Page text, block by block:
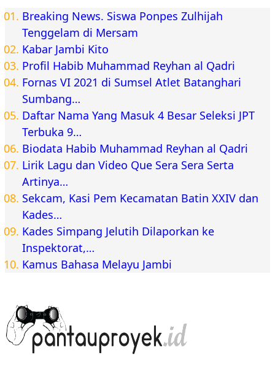
Breaking News. Siswa Ponpes Zulhijah
Tenggelam di Mersam
Kabar Jambi Kito
Profil Habib Muhammad Reyhan al Qadri
Fornas VI 2021 di Sumsel Atlet Batanghari
Sumbang…
Daftar Nama Yang Masuk 4 Besar Seleksi JPT
Terbuka 9…
Biodata Habib Muhammad Reyhan al Qadri
Lirik Lagu dan Video Que Sera Sera Serta
Artinya…
Sekcam, Kasi Pem Kecamatan Batin XXIV dan
Kades…
Kades Simpang Jelutih Dilaporkan ke
Inspektorat,…
Kamus Bahasa Melayu Jambi